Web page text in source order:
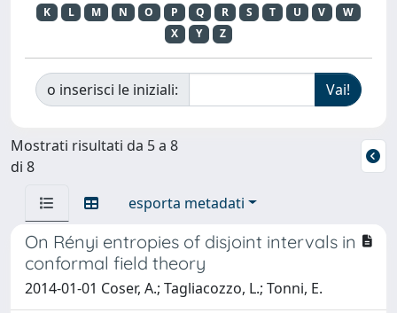
K
L M N O P Q R S T U V
W
X
Y Z
o inserisci le iniziali:
Mostrati risultati da 5 a 8
di 8
esporta metadati
On Rényi entropies of disjoint intervals in
conformal field theory
2014-01-01 Coser, A.; Tagliacozzo, L.; Tonni, E.